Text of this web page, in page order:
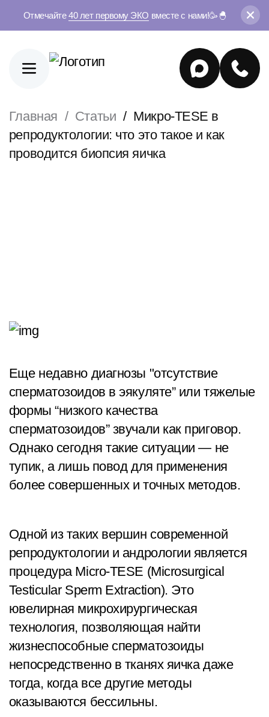
Отмечайте40 лет первому ЭКО вместе с нами!🥳🐣
Главная Статьи
Микро-TESE в
репродуктологии: что это такое и как
проводится биопсия яичка
Еще недавно диагнозы "отсутствие
сперматозоидов в эякуляте” или тяжелые
формы “низкого качества
сперматозоидов” звучали как приговор.
Однако сегодня такие ситуации — не
тупик, а лишь повод для применения
более совершенных и точных методов.
Одной из таких вершин современной
репродуктологии и андрологии является
процедура Micro-TESE (Microsurgical
Testicular Sperm Extraction). Это
ювелирная микрохирургическая
технология, позволяющая найти
жизнеспособные сперматозоиды
непосредственно в тканях яичка даже
тогда, когда все другие методы
оказываются бессильны.